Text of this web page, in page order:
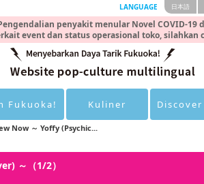
penyakit menular Novel COVID-19
event dan status operasional toko, silahkan
LANGUAGE 日本語
Fukuoka! Kuliner
Now ～ Yoffy (Psychic...
～（1/2）